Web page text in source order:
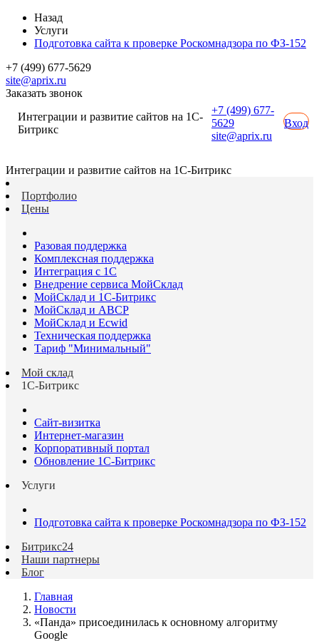
Назад
Услуги
Подготовка сайта к проверке Роскомнадзора по ФЗ-152
+7 (499) 677-5629
site@aprix.ru
Заказать звонок
Интеграции и развитие сайтов на 1С-
Битрикс
+7 (499) 677-
5629
site@aprix.ru
Вход
Интеграции и развитие сайтов на 1С-Битрикс
Портфолио
Цены
Разовая поддержка
Комплексная поддержка
Интеграция с 1С
Внедрение сервиса МойСклад
МойСклад и 1С-Битрикс
МойСклад и ABCP
МойСклад и Ecwid
Техническая поддержка
Тариф "Минимальный"
Мой склад
1С-Битрикс
Сайт-визитка
Интернет-магазин
Корпоративный портал
Обновление 1С-Битрикс
Услуги
Подготовка сайта к проверке Роскомнадзора по ФЗ-152
Битрикс24
Наши партнеры
Блог
Главная
Новости
«Панда» присоединилась к основному алгоритму
Google